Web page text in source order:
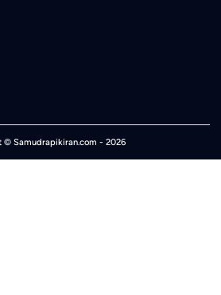
© Samudrapikiran.com - 2026